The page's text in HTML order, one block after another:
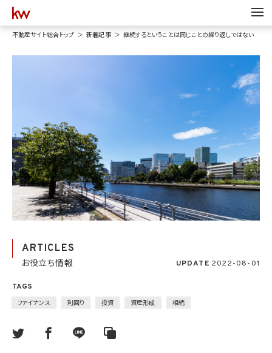
不動産サイト総合トップ 新着記事 継続するということは同じことの繰り返しではない
ARTICLES
お役立ち情報 UPDATE 2022-08-01
TAGS
ファイナンス 利回り 投資 資産形成 相続